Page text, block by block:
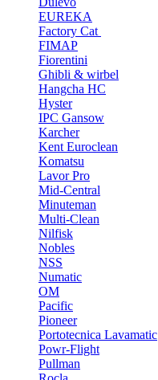
EUREKA
Factory Cat
FIMAP
Fiorentini
Ghibli & wirbel
Hangcha HC
Hyster
IPC Gansow
Karcher
Kent Euroclean
Komatsu
Lavor Pro
Mid-Central
Minuteman
Multi-Clean
Nilfisk
Nobles
NSS
Numatic
OM
Pacific
Pioneer
Portotecnica Lavamatic
Powr-Flight
Pullman